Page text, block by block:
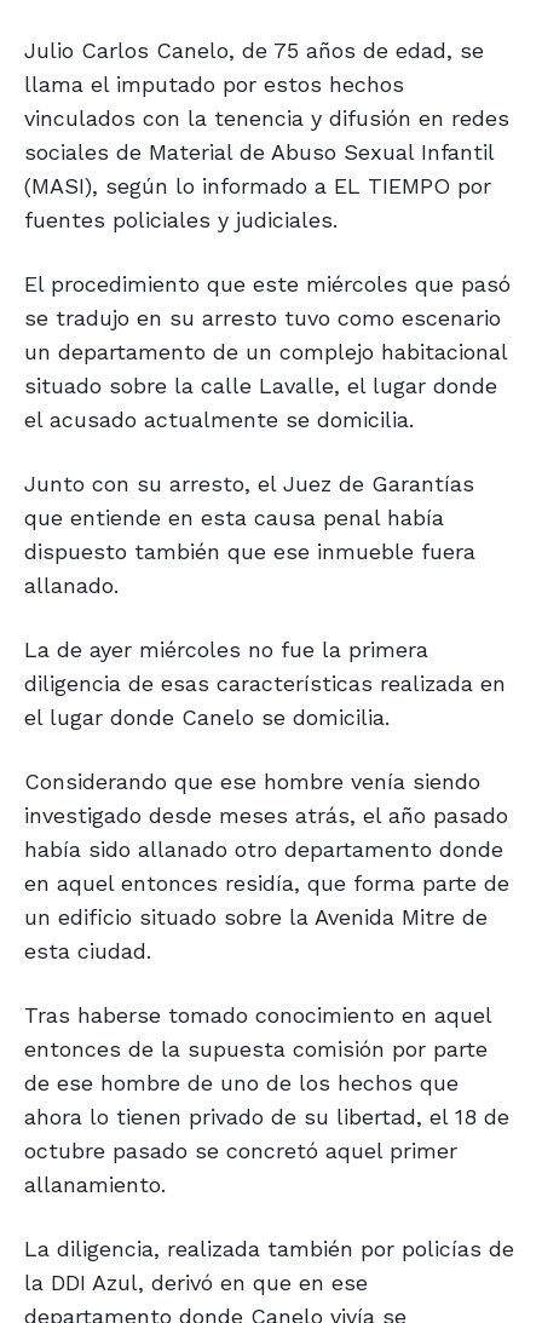
Julio Carlos Canelo, de 75 años de edad, se
llama el imputado por estos hechos
vinculados con la tenencia y difusión en redes
sociales de Material de Abuso Sexual Infantil
(MASI), según lo informado a EL TIEMPO por
fuentes policiales y judiciales.
El procedimiento que este miércoles que pasó
se tradujo en su arresto tuvo como escenario
un departamento de un complejo habitacional
situado sobre la calle Lavalle, el lugar donde
el acusado actualmente se domicilia.
Junto con su arresto, el Juez de Garantías
que entiende en esta causa penal había
dispuesto también que ese inmueble fuera
allanado.
La de ayer miércoles no fue la primera
diligencia de esas características realizada en
el lugar donde Canelo se domicilia.
Considerando que ese hombre venía siendo
investigado desde meses atrás, el año pasado
había sido allanado otro departamento donde
en aquel entonces residía, que forma parte de
un edificio situado sobre la Avenida Mitre de
esta ciudad.
Tras haberse tomado conocimiento en aquel
entonces de la supuesta comisión por parte
de ese hombre de uno de los hechos que
ahora lo tienen privado de su libertad, el 18 de
octubre pasado se concretó aquel primer
allanamiento.
La diligencia, realizada también por policías de
la DDI Azul, derivó en que en ese
departamento donde Canelo vivía se